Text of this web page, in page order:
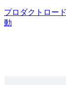
プロダクトロー
動